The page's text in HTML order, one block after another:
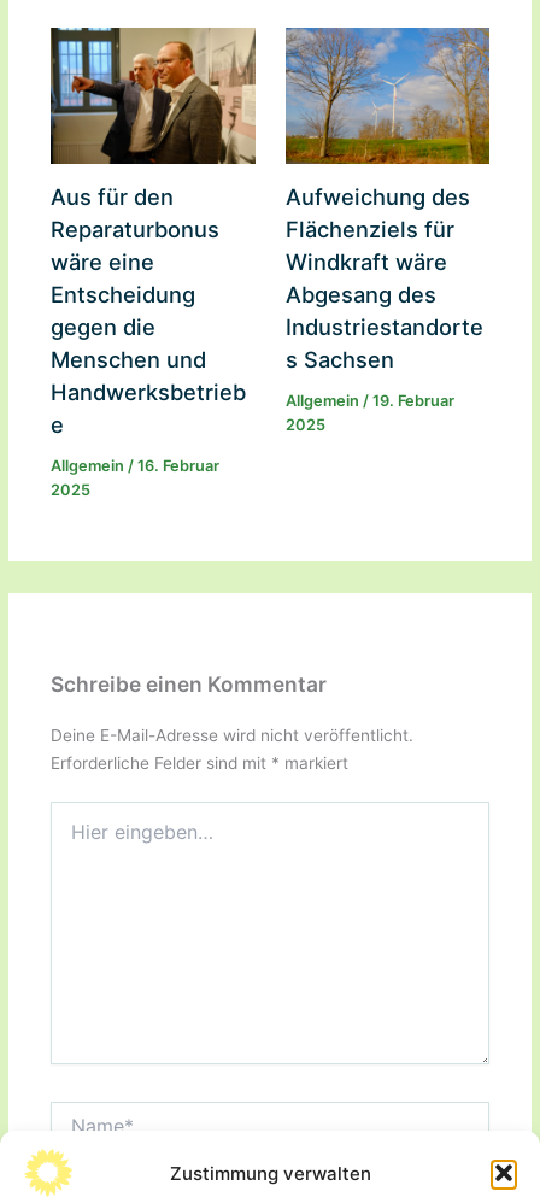
Zustimmung verwalten
Aus für den
Reparaturbonus
wäre eine
Entscheidung
gegen die
Menschen und
Handwerksbetrieb
e
Allgemein / 16. Februar
2025
Aufweichung des
Flächenziels für
Windkraft wäre
Abgesang des
Industriestandorte
s Sachsen
Allgemein / 19. Februar
2025
Schreibe einen Kommentar
Deine E-Mail-Adresse wird nicht veröffentlicht.
Erforderliche Felder sind mit * markiert
eingeben…
E-